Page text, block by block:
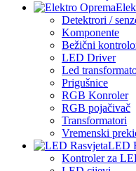
Detektrori /
Komponente
Bežični
LED Driver
Led
Prigušnice
RGB Konroler
RGB pojačivač
Transformatori
Vremenski
LED
Kontroler za